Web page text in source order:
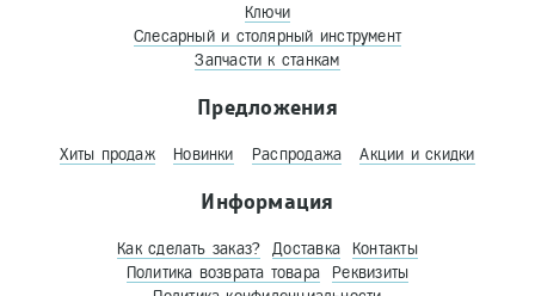
Ключи
Слесарный и столярный инструмент
Запчасти к станкам
Предложения
Хиты продаж Новинки Распродажа Акции и скидки
Информация
Как сделать заказ? Доставка
Контакты
Политика возврата товара
Реквизиты